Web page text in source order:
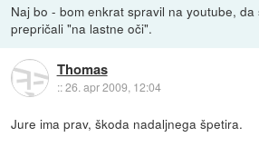
Naj bo - bom enkrat spravil na youtube, da
prepričali "na lastne oči".
Thomas
::26. apr 2009, 12:04
Jure ima prav, škoda nadaljnega špetira.